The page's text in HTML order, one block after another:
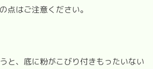
点はご注意ください。
と、底に粉がこびり付きもったいない